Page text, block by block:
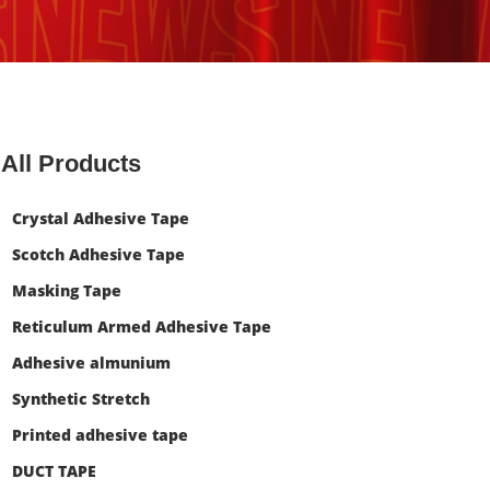
All Products
Crystal Adhesive Tape
Scotch Adhesive Tape
Masking Tape
Reticulum Armed Adhesive Tape
Adhesive almunium
Synthetic Stretch
Printed adhesive tape
DUCT TAPE